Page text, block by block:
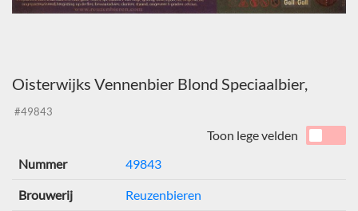
Oisterwijks Vennenbier Blond Speciaalbier,
#49843
Toon lege velden
Nummer
49843
Brouwerij Reuzenbieren